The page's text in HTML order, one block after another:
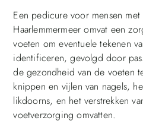
Een pedicure voor mensen
Haarlemmermeer omvat een
voeten om eventuele tekenen
identificeren, gevolgd door
de gezondheid van de voeten
knippen en vijlen van nagels,
likdoorns, en het verstrekken
voetverzorging omvatten.